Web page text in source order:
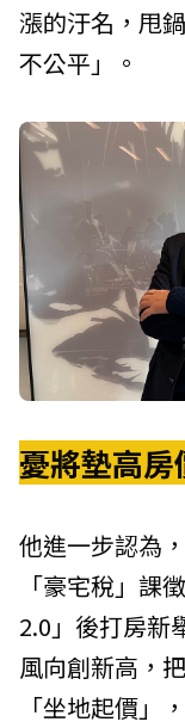
漲的汙名，甩
不公平」。
憂將墊高
他進一步認為
「豪宅稅」課
2.0」後打房新
風向創新高，
「坐地起價」